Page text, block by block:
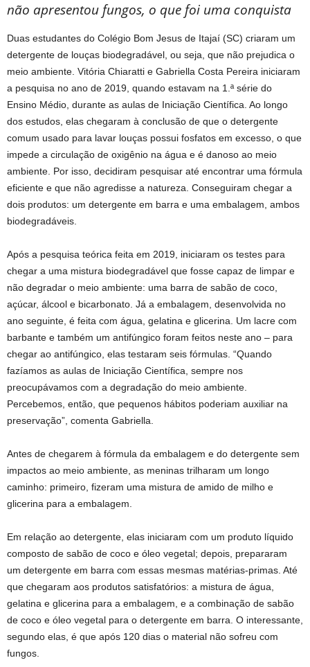
não apresentou fungos, o que foi uma conquista
Duas estudantes do Colégio Bom Jesus de Itajaí (SC) criaram um
detergente de louças biodegradável, ou seja, que não prejudica o
meio ambiente. Vitória Chiaratti e Gabriella Costa Pereira iniciaram
a pesquisa no ano de 2019, quando estavam na 1.ª série do
Ensino Médio, durante as aulas de Iniciação Científica. Ao longo
dos estudos, elas chegaram à conclusão de que o detergente
comum usado para lavar louças possui fosfatos em excesso, o que
impede a circulação de oxigênio na água e é danoso ao meio
ambiente. Por isso, decidiram pesquisar até encontrar uma fórmula
eficiente e que não agredisse a natureza. Conseguiram chegar a
dois produtos: um detergente em barra e uma embalagem, ambos
biodegradáveis.
Após a pesquisa teórica feita em 2019, iniciaram os testes para
chegar a uma mistura biodegradável que fosse capaz de limpar e
não degradar o meio ambiente: uma barra de sabão de coco,
açúcar, álcool e bicarbonato. Já a embalagem, desenvolvida no
ano seguinte, é feita com água, gelatina e glicerina. Um lacre com
barbante e também um antifúngico foram feitos neste ano – para
chegar ao antifúngico, elas testaram seis fórmulas. “Quando
fazíamos as aulas de Iniciação Científica, sempre nos
preocupávamos com a degradação do meio ambiente.
Percebemos, então, que pequenos hábitos poderiam auxiliar na
preservação”, comenta Gabriella.
Antes de chegarem à fórmula da embalagem e do detergente sem
impactos ao meio ambiente, as meninas trilharam um longo
caminho: primeiro, fizeram uma mistura de amido de milho e
glicerina para a embalagem.
Em relação ao detergente, elas iniciaram com um produto líquido
composto de sabão de coco e óleo vegetal; depois, prepararam
um detergente em barra com essas mesmas matérias-primas. Até
que chegaram aos produtos satisfatórios: a mistura de água,
gelatina e glicerina para a embalagem, e a combinação de sabão
de coco e óleo vegetal para o detergente em barra. O interessante,
segundo elas, é que após 120 dias o material não sofreu com
fungos.